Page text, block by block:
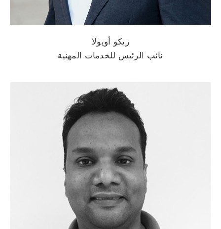
ريكو أويولا
نائب الرئيس للخدمات المهنية